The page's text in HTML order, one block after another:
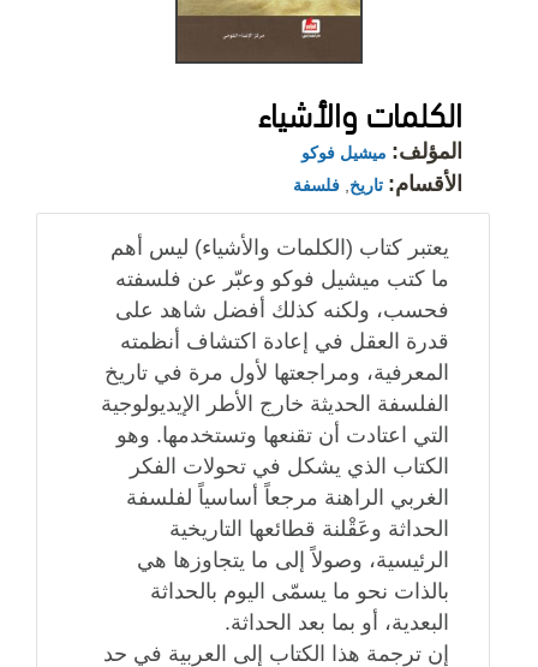
الكلمات والأشياء
المؤلف: ميشيل فوكو
الأقسام: تاريخ فلسفة
يعتبر كتاب (الكلمات والأشياء) ليس أهم
ما كتب ميشيل فوكو وعبّر عن فلسفته
فحسب، ولكنه كذلك أفضل شاهد على
قدرة العقل في إعادة اكتشاف أنظمته
المعرفية، ومراجعتها لأول مرة في تاريخ
الفلسفة الحديثة خارج الأطر الإيديولوجية
التي اعتادت أن تقنعها وتستخدمها. وهو
الكتاب الذي يشكل في تحولات الفكر
الغربي الراهنة مرجعاً أساسياً لفلسفة
الحداثة وعَقْلنة قطائعها التاريخية
الرئيسية، وصولاً إلى ما يتجاوزها هي
بالذات نحو ما يسمّى اليوم بالحداثة
البعدية، أو بما بعد الحداثة.
إن ترجمة هذا الكتاب إلى العربية في حد